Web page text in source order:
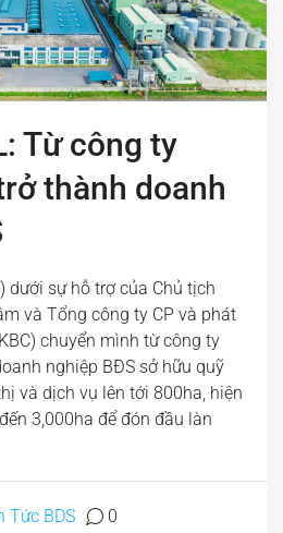
Từ công ty
thành doanh
dưới sự hỗ trợ của Chủ tịch
và Tổng công ty CP và phát
chuyển mình từ công ty
nghiệp BĐS sở hữu quỹ
và dịch vụ lên tới 800ha, hiện
3,000ha để đón đầu làn
Tức BDS 0